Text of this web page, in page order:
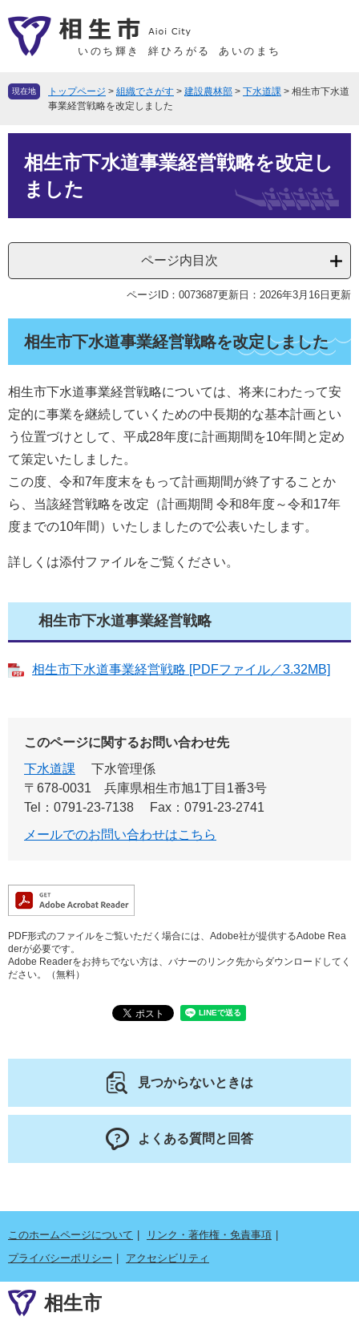
ー
先
ニ
を
へ
いのち輝き 絆ひろがる あいのまち
現在地 トップページ > 組織でさがす > 建設農林部 > 下水道課 > 相生市下水道
事業経営戦略を改定しました
相生市下水道事業経営戦略を改定し
ました
ページ内目次
ページID：0073687更新日：2026年3月16日更新
相生市下水道事業経営戦略を改定しました
相生市下水道事業経営戦略については、将来にわたって安
定的に事業を継続していくための中長期的な基本計画とい
う位置づけとして、平成28年度に計画期間を10年間と定め
て策定いたしました。
この度、令和7年度末をもって計画期間が終了することか
ら、当該経営戦略を改定（計画期間 令和8年度～令和17年
度までの10年間）いたしましたので公表いたします。
詳しくは添付ファイルをご覧ください。
相生市下水道事業経営戦略
相生市下水道事業経営戦略 [PDFファイル／3.32MB]
このページに関するお問い合わせ先
下水道課
下水管理係
〒678-0031
兵庫県相生市旭1丁目1番3号
Tel：0791-23-7138
Fax：0791-23-2741
メールでのお問い合わせはこちら
PDF形式のファイルをご覧いただく場合には、Adobe社が提供するAdobe Rea
derが必要です。
Adobe Readerをお持ちでない方は、バナーのリンク先からダウンロードしてく
ださい。（無料）
見つからないときは
よくある質問と回答
このホームページについて
リンク・著作権・免責事項
プライバシーポリシー
アクセシビリティ
相生市